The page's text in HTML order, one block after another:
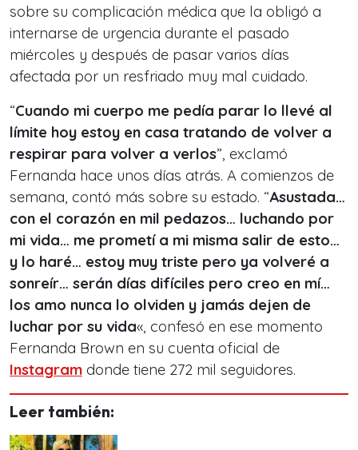
sobre su complicación médica que la obligó a
internarse de urgencia durante el pasado
miércoles y después de pasar varios días
afectada por un resfriado muy mal cuidado.
“Cuando mi cuerpo me pedía parar lo llevé al
límite hoy estoy en casa tratando de volver a
respirar para volver a verlos”, exclamó
Fernanda hace unos días atrás. A comienzos de
semana, contó más sobre su estado. “Asustada…
con el corazón en mil pedazos… luchando por
mi vida… me prometí a mi misma salir de esto…
y lo haré… estoy muy triste pero ya volveré a
sonreír… serán días difíciles pero creo en mí…
los amo nunca lo olviden y jamás dejen de
luchar por su vida«, confesó en ese momento
Fernanda Brown en su cuenta oficial de
Instagram donde tiene 272 mil seguidores.
Leer también: